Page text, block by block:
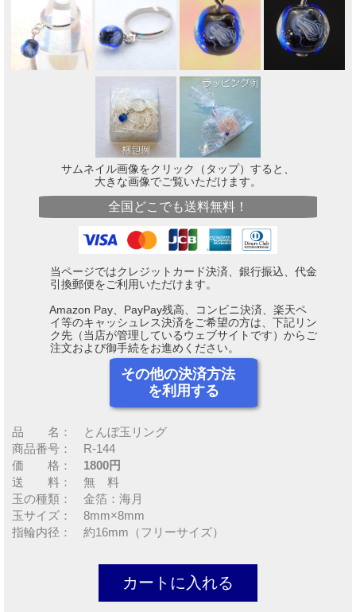
サムネイル画像をクリック（タップ）すると、
大きな画像でご覧いただけます。
全国どこでも送料無料！
当ページではクレジットカード決済、銀行振込、代金
引換郵便をご利用いただけます。
Amazon Pay、PayPay残高、コンビニ決済、楽天ペ
イ等のキャッシュレス決済をご希望の方は、下記リン
ク先（当店が管理しているウェブサイトです）からご
注文および御手続をお進めください。
その他の決済方法
を利用する
品 名： とんぼ玉リング
商品番号： R-144
価 格： 1800円
送 料： 無 料
玉の種類： 金箔：海月
玉サイズ： 8mm×8mm
指輪内径： 約16mm（フリーサイズ）